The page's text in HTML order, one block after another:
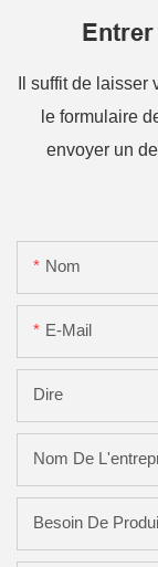
Il suffit de
le formulaire
envoyer un
Nom
E-Mail
Dire
Nom De
Besoin De